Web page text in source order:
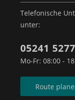
Telefonische
unter:
05241
Mo-Fr: 08:00 -
Route